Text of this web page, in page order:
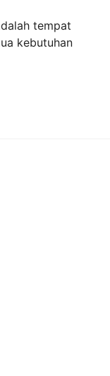
tempat
kebutuhan